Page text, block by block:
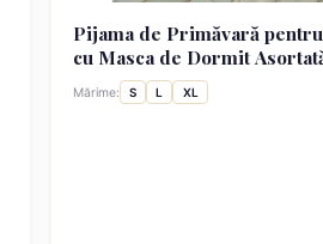
Pijama de Primăvară
cu Masca de Dormit
Mărime: S L XL